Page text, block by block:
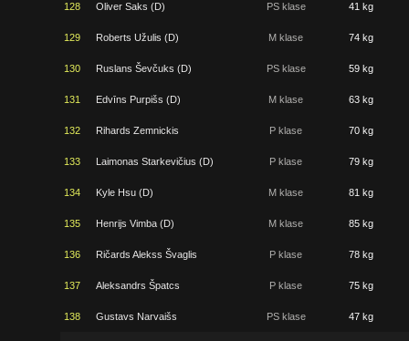
128 Oliver Saks (D) PS klase 41 kg
129 Roberts Užulis (D) M klase 74 kg
130 Ruslans Ševčuks (D) PS klase 59 kg
131 Edvīns Purpišs (D) M klase 63 kg
132 Rihards Zemnickis P klase 70 kg
133 Laimonas Starkevičius (D) P klase 79 kg
134 Kyle Hsu (D) M klase 81 kg
135 Henrijs Vimba (D) M klase 85 kg
136 Ričards Alekss Švaglis P klase 78 kg
137 Aleksandrs Špatcs P klase 75 kg
138 Gustavs Narvaišs PS klase 47 kg